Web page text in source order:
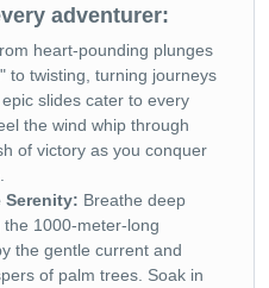
adventurer:
heart-pounding plunges
to twisting, turning journeys
slides cater to every
the wind whip through
of victory as you conquer
Serenity: Breathe deep
1000-meter-long
the gentle current and
of palm trees. Soak in